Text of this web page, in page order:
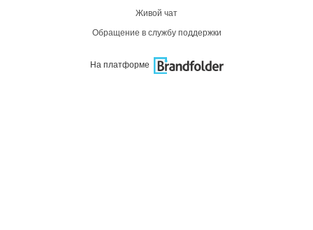
Живой чат
Обращение в службу поддержки
На платформе